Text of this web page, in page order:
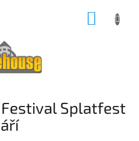
Splatfest